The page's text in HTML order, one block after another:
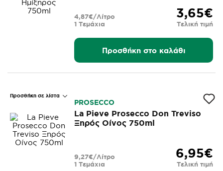
3,65€
Τελική τιμή
1 Τεμάχια
4,87€/Λίτρο
Προσθήκη στο καλάθι
Προσθήκη σε λίστα
PROSECCO
La Pieve Prosecco Don Treviso
Ξηρός Οίνος 750ml
6,95€
Τελική τιμή
1 Τεμάχια
9,27€/Λίτρο